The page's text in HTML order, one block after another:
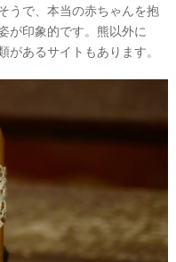
うで、本当の赤ちゃんを抱
が印象的です。熊以外に
あるサイトもあります。